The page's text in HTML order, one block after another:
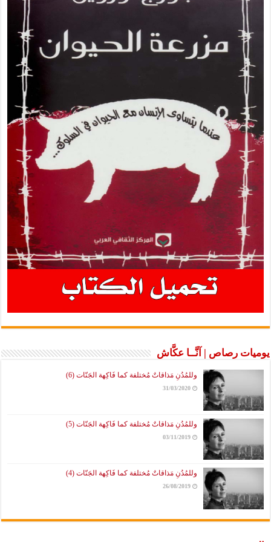
رصاص | آنَّــا عكَّاش
وللمُدُنِ مَذاقاتٌ مُختلفة كما فَاكِهة الجَنّات (6)
31/03/2020
وللمُدُنِ مَذاقاتٌ مُختلفة كما فَاكِهة الجَنّات (5)
03/11/2019
وللمُدُنِ مَذاقاتٌ مُختلفة كما فَاكِهة الجَنّات (4)
26/08/2019